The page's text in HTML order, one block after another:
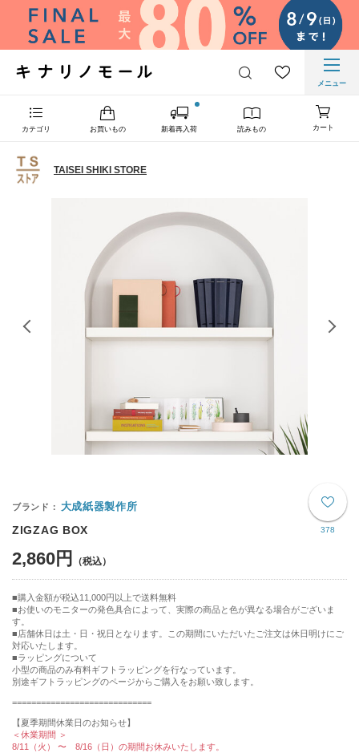
メニュー
カテゴリ お買いもの 新着再入荷 読みもの カート
TAISEI SHIKI STORE
378
大成紙器製作所
ZIGZAG BOX
2,860円
購入金額が税込11,000円以上で送料無料
お使いのモニターの発色具合によって、実際の商品と色が異なる場合がございま
す。
■店舗休日は土・日・祝日となります。この期間にいただいたご注文は休日明けにご
対応いたします。
■ラッピングについて
小型の商品のみ有料ギフトラッピングを行なっています。
別途ギフトラッピングのページからご購入をお願い致します。
=============================
【夏季期間休業日のお知らせ】
＜休業期間 ＞
8/11（火） 〜 8/16（日）の期間お休みいたします。